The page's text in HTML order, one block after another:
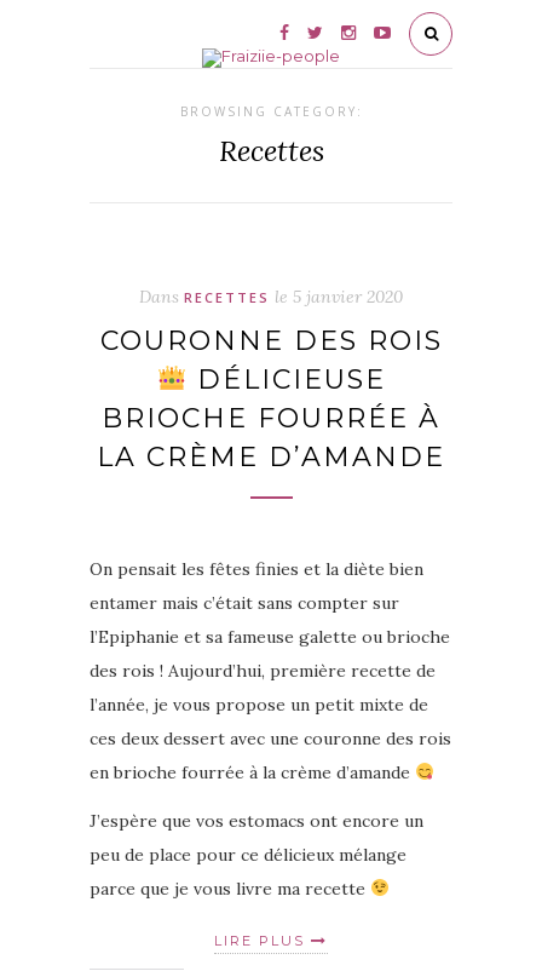
BROWSING CATEGORY:
Recettes
Dans RECETTES le 5 janvier 2020
COURONNE DES ROIS
DÉLICIEUSE
BRIOCHE FOURRÉE À
LA CRÈME D’AMANDE
On pensait les fêtes finies et la diète bien
entamer mais c’était sans compter sur
l’Epiphanie et sa fameuse galette ou brioche
des rois ! Aujourd’hui, première recette de
l’année, je vous propose un petit mixte de
ces deux dessert avec une couronne des rois
en brioche fourrée à la crème d’amande
J’espère que vos estomacs ont encore un
peu de place pour ce délicieux mélange
parce que je vous livre ma recette
LIRE PLUS